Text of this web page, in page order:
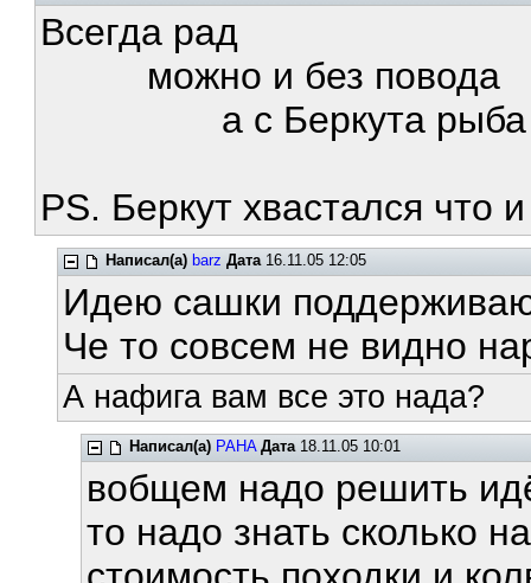
Всегда рад
можно и без повода
а с Беркута рыба
PS. Беркут хвастался что
Написал(а) barz Дата16.11.05 12:05
Идею сашки
Че то совсем не видно
А нафига вам все это нада?
Написал(а) PAHA Дата18.11.05 10:01
вобщем надо решить
то надо знать сколько